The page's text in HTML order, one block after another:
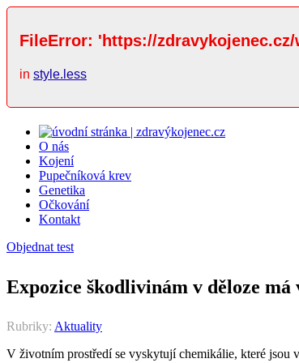
FileError: 'https://
in style.less
O nás
Kojení
Pupečníková krev
Genetika
Očkování
Kontakt
Objednat test
Expozice škodlivinám v děloze
Rubriky: Aktuality
V životním prostředí se vyskytují chemikálie, které jsou